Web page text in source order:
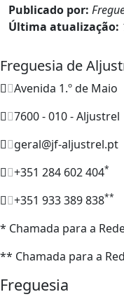
Publicado por:
Última atualização:
Freguesia de
Avenida 1.º de Maio
7600 - 010 - Aljustrel
geral@jf-aljustrel.pt
+351 284 602 404*
+351 933 389 838**
* Chamada para a
** Chamada para a
Freguesia